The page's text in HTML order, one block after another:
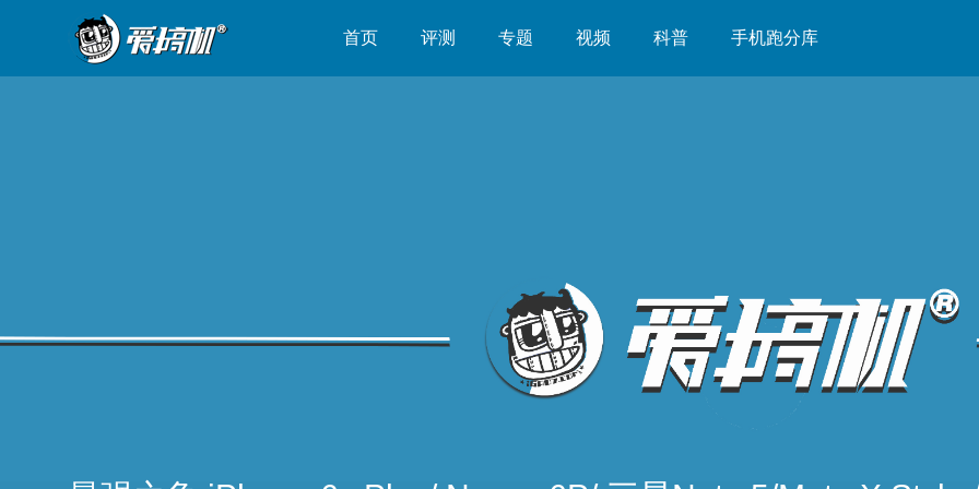
首页 评测 专题 视频 科普 手机跑分库